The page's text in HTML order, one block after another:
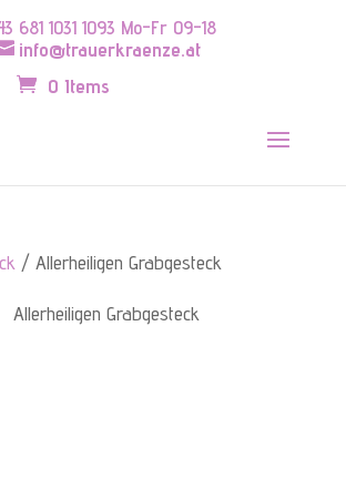
681 1031 1093 Mo-Fr 09-18
info@trauerkraenze.at
0 Items
/ Allerheiligen Grabgesteck